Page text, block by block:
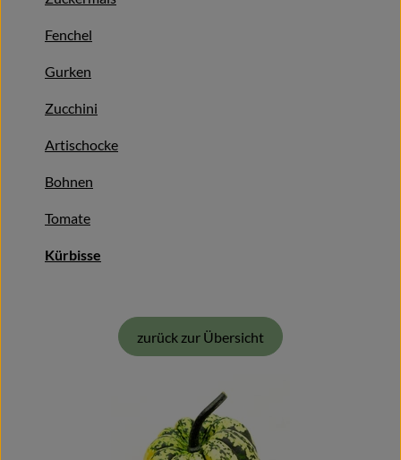
Fenchel
Gurken
Zucchini
Artischocke
Bohnen
Tomate
Kürbisse
zurück zur Übersicht